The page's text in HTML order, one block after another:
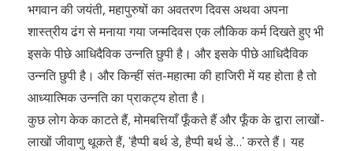
भगवान की जयंती, महापुरुषों का अवतरण दिवस अथवा अपना
शास्त्रीय ढंग से मनाया गया जन्मदिवस एक लौकिक कर्म दिखते हुए भी
इसके पीछे आधिदैविक उन्नति छुपी है। और इसके पीछे आधिदैविक
उन्नति छुपी है। और किन्हीं संत-महात्मा की हाजिरी में यह होता है तो
आध्यात्मिक उन्नति का प्राकट्य होता है।
कुछ लोग केक काटते हैं, मोमबत्तियाँ फूँकते हैं और फूँक के द्वारा लाखों-
लाखों जीवाणु थूकते हैं, ʹहैप्पी बर्थ डे, हैप्पी बर्थ डे…ʹ करते हैं। यह